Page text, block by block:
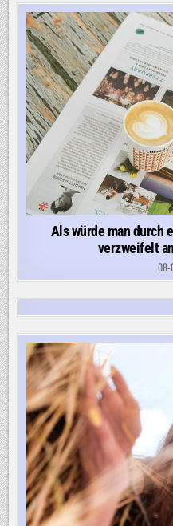
Als würde man durch
verzweifelt
08-